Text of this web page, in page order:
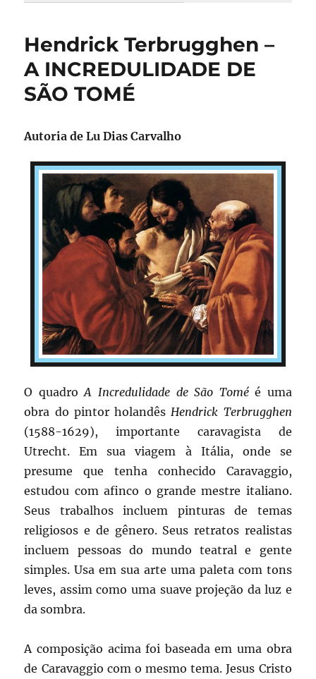
Hendrick Terbrugghen –
A INCREDULIDADE DE
SÃO TOMÉ
Autoria de Lu Dias Carvalho
O quadroA Incredulidade de São Toméé uma
obra do pintor holandêsHendrick Terbrugghen
(1588-1629), importante caravagista de
Utrecht. Em sua viagem à Itália, onde se
presume que tenha conhecido Caravaggio,
estudou com afinco o grande mestre italiano.
Seus trabalhos incluem pinturas de temas
religiosos e de gênero. Seus retratos realistas
incluem pessoas do mundo teatral e gente
simples. Usa em sua arte uma paleta com tons
leves, assim como uma suave projeção da luz e
da sombra.
A composição acima foi baseada em uma obra
de Caravaggio com o mesmo tema. Jesus Cristo